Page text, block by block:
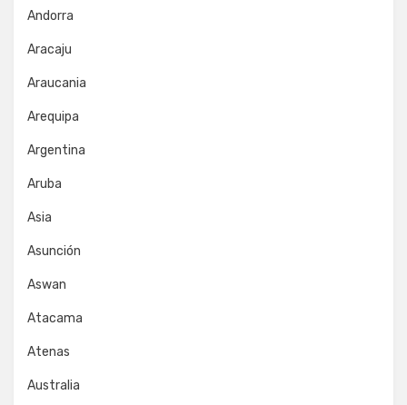
Andorra
Aracaju
Araucania
Arequipa
Argentina
Aruba
Asia
Asunción
Aswan
Atacama
Atenas
Australia